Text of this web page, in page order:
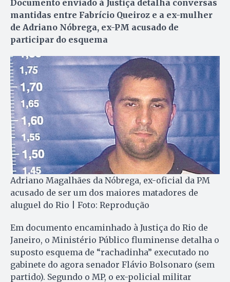
Documento enviado à Justiça detalha conversas
mantidas entre Fabrício Queiroz e a ex-mulher
de Adriano Nóbrega, ex-PM acusado de
participar do esquema
Adriano Magalhães da Nóbrega, ex-oficial da PM
acusado de ser um dos maiores matadores de
aluguel do Rio | Foto: Reprodução
Em documento encaminhado à Justiça do Rio de
Janeiro, o Ministério Público fluminense detalha o
suposto esquema de “rachadinha” executado no
gabinete do agora senador Flávio Bolsonaro (sem
partido). Segundo o MP, o ex-policial militar